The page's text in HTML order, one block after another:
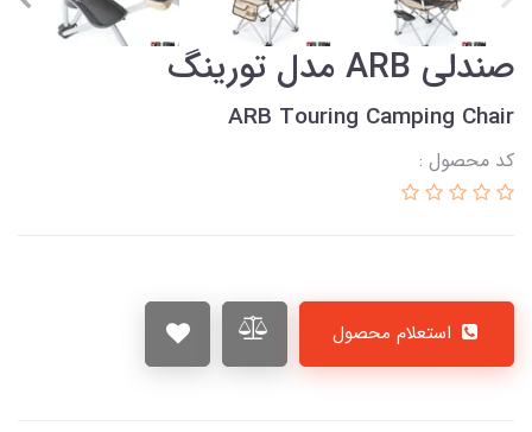
صندلی ARB مدل تورینگ
ARB Touring Camping Chair
کد محصول :